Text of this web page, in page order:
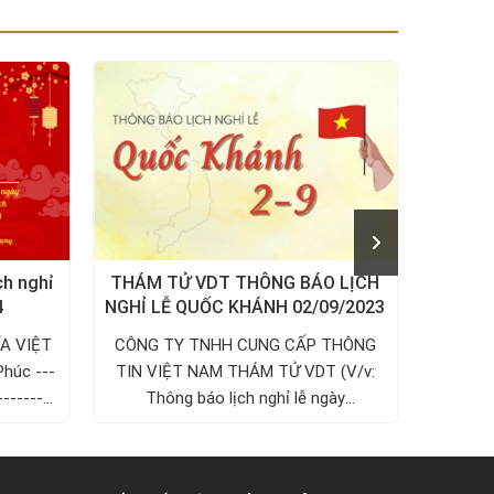
nghỉ
VIỆT
---
THÁM TỬ VDT THÔNG BÁO LỊCH
NGHỈ LỄ QUỐC KHÁNH 02/09/2023
CÔNG TY TNHH CUNG CẤP THÔNG
TIN VIỆT NAM THÁM TỬ VDT (V/v:
Thông báo lịch nghỉ lễ ngày